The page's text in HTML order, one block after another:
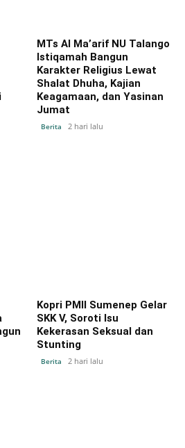
MTs Al Ma’arif NU Talango
Istiqamah Bangun
Karakter Religius Lewat
Shalat Dhuha, Kajian
Keagamaan, dan Yasinan
Jumat
Berita 2 hari lalu
Kopri PMII Sumenep Gelar
SKK V, Soroti Isu
Kekerasan Seksual dan
Stunting
Berita 2 hari lalu